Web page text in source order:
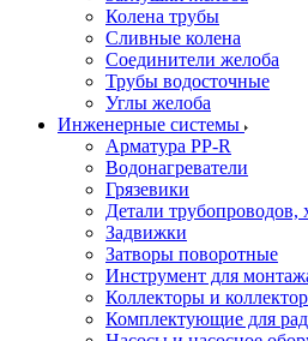
Колена трубы
Сливные колена
Соединители желоба
Трубы водосточные
Углы желоба
Инженерные системы
Арматура PP-R
Водонагреватели
Грязевики
Детали
Задвижки
Затворы поворотные
Инструмент для
Коллекторы и
Комплектующие для